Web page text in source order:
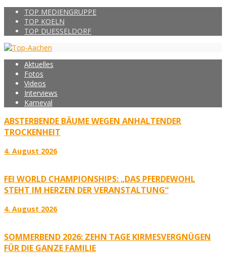
TOP MEDIENGRUPPE
TOP KOELN
TOP DUESSELDORF
Aktuelles
Fotos
Videos
Interviews
Karneval
ABSTERBENDE BÄUME WEGEN ANHALTENDER
TROCKENHEIT
4. August 2026
FEI WORLD CHAMPIONSHIPS: „DAS PFERDEWOHL
STEHT IM HERZEN DER VERANSTALTUNG“
4. August 2026
SOMMERBEND 2026: ZEHN TAGE KIRMESVERGNÜGEN
FÜR DIE GANZE FAMILIE